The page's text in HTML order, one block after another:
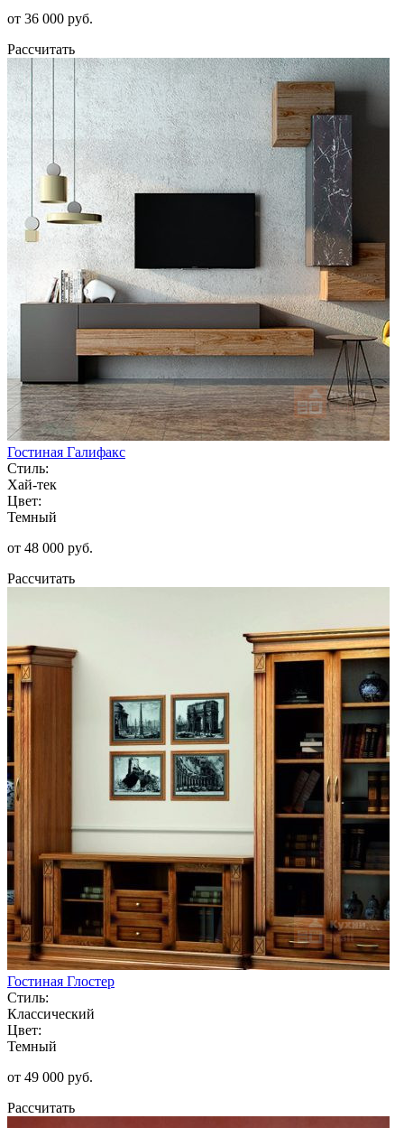
от 36 000 руб.
Рассчитать
Гостиная Галифакс
Стиль:
Хай-тек
Цвет:
Темный
от 48 000 руб.
Рассчитать
Гостиная Глостер
Стиль:
Классический
Цвет:
Темный
от 49 000 руб.
Рассчитать